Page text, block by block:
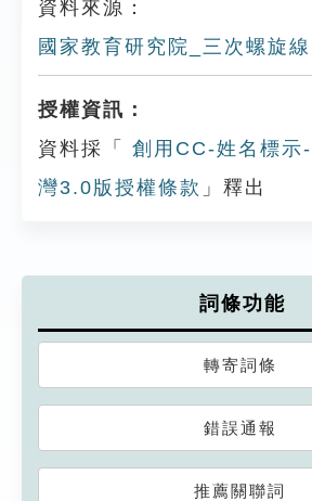
資料來源：
國家教育研究院_三次螺旋線
授權資訊：
資料採「
創用CC-姓名標示
灣3.0版授權條款 」釋出
詞條功能
轉寄詞條
錯誤通報
推薦關聯詞